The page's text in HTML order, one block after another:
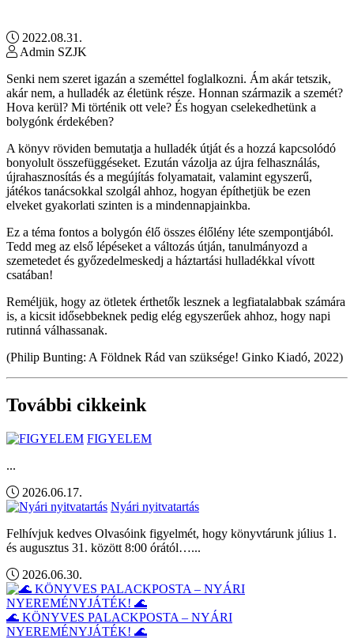
2022.08.31.
Admin SZJK
Senki nem szeret igazán a szeméttel foglalkozni. Ám akár tetszik,
akár nem, a hulladék az életünk része. Honnan származik a szemét?
Hova kerül? Mi történik ott vele? És hogyan cselekedhetünk a
bolygónk érdekében?
A könyv röviden bemutatja a hulladék útját és a hozzá kapcsolódó
bonyolult összefüggéseket. Ezután vázolja az újra felhasználás,
újrahasznosítás és a megújítás folyamatait, valamint egyszerű,
játékos tanácsokkal szolgál ahhoz, hogyan építhetjük be ezen
elveket gyakorlati szinten is a mindennapjainkba.
Ez a téma fontos a bolygón élő összes élőlény léte szempontjából.
Tedd meg az első lépéseket a változás útján, tanulmányozd a
szemetedet és győzedelmeskedj a háztartási hulladékkal vívott
csatában!
Reméljük, hogy az ötletek érthetők lesznek a legfiatalabbak számára
is, a kicsit idősebbeknek pedig elég egyszerűek ahhoz, hogy napi
rutinná válhassanak.
(Philip Bunting: A Földnek Rád van szüksége! Ginko Kiadó, 2022)
További cikkeink
FIGYELEM
...
2026.06.17.
Nyári nyitvatartás
Felhívjuk kedves Olvasóink figyelmét, hogy könyvtárunk július 1.
és augusztus 31. között 8:00 órától…...
2026.06.30.
🌊 KÖNYVES PALACKPOSTA – NYÁRI
NYEREMÉNYJÁTÉK! 🌊